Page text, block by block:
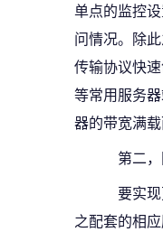
单点的监控
问情况。除
传输协议快
等常用服务
器的带宽满载
第二，
要实现
之配套的相